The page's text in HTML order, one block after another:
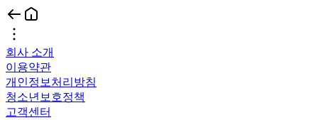
회사 소개
이용약관
개인정보처리방침
청소년보호정책
고객센터